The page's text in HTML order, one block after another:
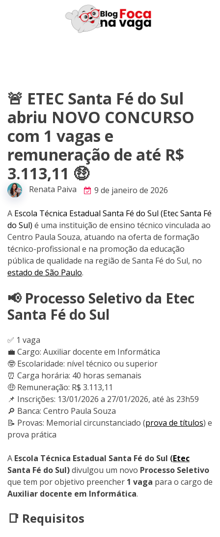
🚨 ETEC Santa Fé do Sul
abriu NOVO CONCURSO
com 1 vagas e
remuneração de até R$
3.113,11 🤑
Renata Paiva 9 de janeiro de 2026
A Escola Técnica Estadual Santa Fé do Sul (Etec Santa Fé
do Sul) é uma instituição de ensino técnico vinculada ao
Centro Paula Souza, atuando na oferta de formação
técnico-profissional e na promoção da educação
pública de qualidade na região de Santa Fé do Sul, no
estado de São Paulo.
📢 Processo Seletivo da Etec
Santa Fé do Sul
✅ 1 vaga
💼 Cargo: Auxiliar docente em Informática
🤓 Escolaridade: nível técnico ou superior
⏰ Carga horária: 40 horas semanais
🤑 Remuneração: R$ 3.113,11
📌 Inscrições: 13/01/2026 a 27/01/2026, até às 23h59
🔎 Banca: Centro Paula Souza
📝 Provas: Memorial circunstanciado (prova de títulos) e
prova prática
A Escola Técnica Estadual Santa Fé do Sul (Etec
Santa Fé do Sul)divulgou um novo Processo Seletivo
que tem por objetivo preencher 1 vaga para o cargo de
Auxiliar docente em Informática.
📑 Requisitos